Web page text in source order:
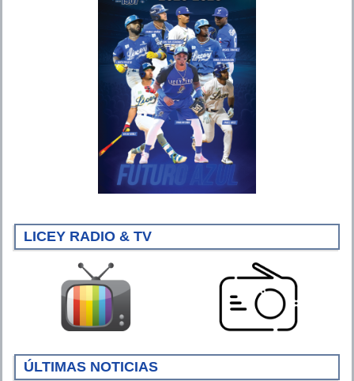
LICEY RADIO & TV
ÚLTIMAS NOTICIAS